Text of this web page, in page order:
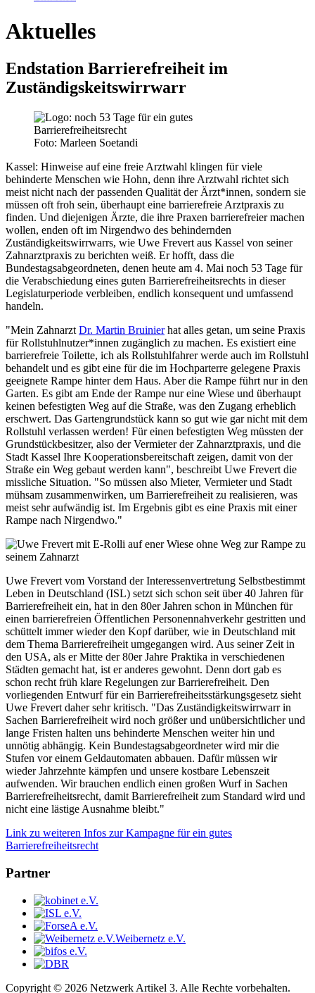
Aktuelles
Endstation Barrierefreiheit im
Zuständigskeitswirrwarr
Foto: Marleen Soetandi
Kassel: Hinweise auf eine freie Arztwahl klingen für viele
behinderte Menschen wie Hohn, denn ihre Arztwahl richtet sich
meist nicht nach der passenden Qualität der Ärzt*innen, sondern sie
müssen oft froh sein, überhaupt eine barrierefreie Arztpraxis zu
finden. Und diejenigen Ärzte, die ihre Praxen barrierefreier machen
wollen, enden oft im Nirgendwo des behindernden
Zuständigkeitswirrwarrs, wie Uwe Frevert aus Kassel von seiner
Zahnarztpraxis zu berichten weiß. Er hofft, dass die
Bundestagsabgeordneten, denen heute am 4. Mai noch 53 Tage für
die Verabschiedung eines guten Barrierefreiheitsrechts in dieser
Legislaturperiode verbleiben, endlich konsequent und umfassend
handeln.
"Mein Zahnarzt Dr. Martin Bruinierhat alles getan, um seine Praxis
für Rollstuhlnutzer*innen zugänglich zu machen. Es existiert eine
barrierefreie Toilette, ich als Rollstuhlfahrer werde auch im Rollstuhl
behandelt und es gibt eine für die im Hochparterre gelegene Praxis
geeignete Rampe hinter dem Haus. Aber die Rampe führt nur in den
Garten. Es gibt am Ende der Rampe nur eine Wiese und überhaupt
keinen befestigten Weg auf die Straße, was den Zugang erheblich
erschwert. Das Gartengrundstück kann so gut wie gar nicht mit dem
Rollstuhl verlassen werden! Für einen befestigten Weg müssten der
Grundstückbesitzer, also der Vermieter der Zahnarztpraxis, und die
Stadt Kassel Ihre Kooperationsbereitschaft zeigen, damit von der
Straße ein Weg gebaut werden kann", beschreibt Uwe Frevert die
missliche Situation. "So müssen also Mieter, Vermieter und Stadt
mühsam zusammenwirken, um Barrierefreiheit zu realisieren, was
meist sehr aufwändig ist. Im Ergebnis gibt es eine Praxis mit einer
Rampe nach Nirgendwo."
Uwe Frevert vom Vorstand der Interessenvertretung Selbstbestimmt
Leben in Deutschland (ISL) setzt sich schon seit über 40 Jahren für
Barrierefreiheit ein, hat in den 80er Jahren schon in München für
einen barrierefreien Öffentlichen Personennahverkehr gestritten und
schüttelt immer wieder den Kopf darüber, wie in Deutschland mit
dem Thema Barrierefreiheit umgegangen wird. Aus seiner Zeit in
den USA, als er Mitte der 80er Jahre Praktika in verschiedenen
Städten gemacht hat, ist er anderes gewohnt. Denn dort gab es
schon recht früh klare Regelungen zur Barrierefreiheit. Den
vorliegenden Entwurf für ein Barrierefreiheitsstärkungsgesetz sieht
Uwe Frevert daher sehr kritisch. "Das Zuständigkeitswirrwarr in
Sachen Barrierefreiheit wird noch größer und unübersichtlicher und
lange Fristen halten uns behinderte Menschen weiter hin und
unnötig abhängig. Kein Bundestagsabgeordneter wird mir die
Stufen vor einem Geldautomaten abbauen. Dafür müssen wir
wieder Jahrzehnte kämpfen und unsere kostbare Lebenszeit
aufwenden. Wir brauchen endlich einen großen Wurf in Sachen
Barrierefreiheitsrecht, damit Barrierefreiheit zum Standard wird und
nicht eine lästige Ausnahme bleibt."
Link zu weiteren Infos zur Kampagne für ein gutes
Barrierefreiheitsrecht
Partner
Weibernetz e.V.
Copyright © 2026 Netzwerk Artikel 3. Alle Rechte vorbehalten.